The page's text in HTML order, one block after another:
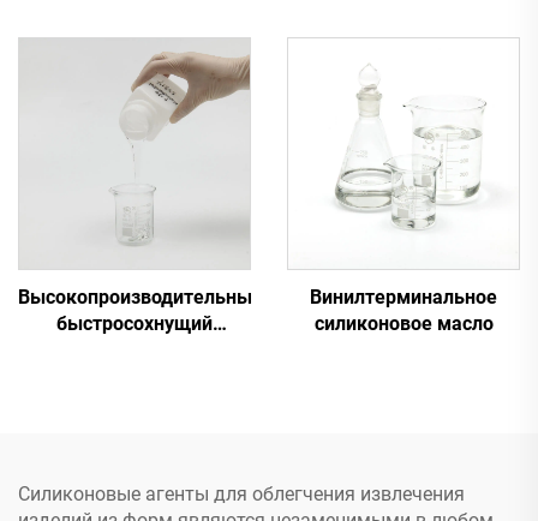
пены
на промышленном
электрическом
оборудовании
Высокопроизводительный
быстросохнущий
Винилтерминальное
силиконовое масло
Силиконовые агенты для облегчения извлечения